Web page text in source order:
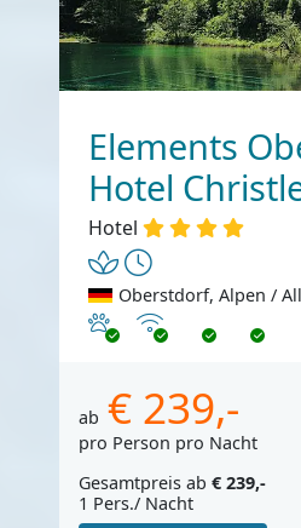
Elements
Hotel
Hotel
Oberstdorf, Alpen /
Haustiere erlaubt
Internet
ab € 239,-
pro Person pro Nacht
Gesamtpreis ab € 239,-
1 Pers./ Nacht